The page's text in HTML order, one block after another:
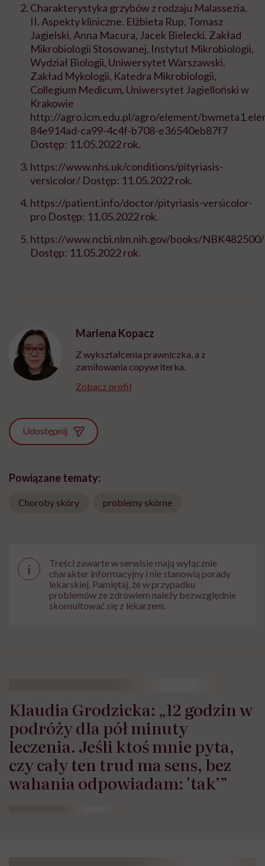
Charakterystyka grzybów z rodzaju Malassezia.
II. Aspekty kliniczne. Elżbieta Rup, Tomasz
Jagielski, Anna Macura, Jacek Bielecki. Zakład
Mikrobiologii Stosowanej, Instytut Mikrobiologii,
Wydział Biologii, Uniwersytet Warszawski.
Zakład Mykologii, Katedra Mikrobiologii,
Collegium Medicum, Uniwersytet Jagielloński w
Krakowie
http://agro.icm.edu.pl/agro/element/
84e914ad-ca99-4c4f-b708-e36540eb87f7
Dostęp: 11.05.2022 rok.
https://www.nhs.uk/conditions/pityriasis-
versicolor/ Dostęp: 11.05.2022 rok.
https://patient.info/doctor/pityriasis-versicolor-
pro Dostęp: 11.05.2022 rok.
https://www.ncbi.nlm.nih.gov/books/NBK482500/
Dostęp: 11.05.2022 rok.
Marlena Kopacz
Z wykształcenia prawniczka, a z
zamiłowania copywriterka.
Zobacz profil
Udostępnij
Powiązane tematy:
Choroby skóry problemy skórne
i
Treści zawarte w serwisie mają wyłącznie
charakter informacyjny i nie stanowią porady
lekarskiej. Pamiętaj, że w przypadku
problemów ze zdrowiem należy bezwzględnie
skonsultować się z lekarzem.
Klaudia Grodzicka: „12 godzin w
podróży dla pół minuty
leczenia. Jeśli ktoś mnie pyta,
czy cały ten trud ma sens, bez
wahania odpowiadam: 'tak’”